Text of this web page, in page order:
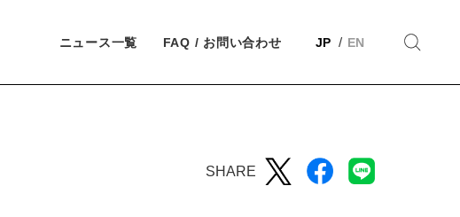
ニュース一覧 FAQ / お問い合わせ JP EN
SHARE